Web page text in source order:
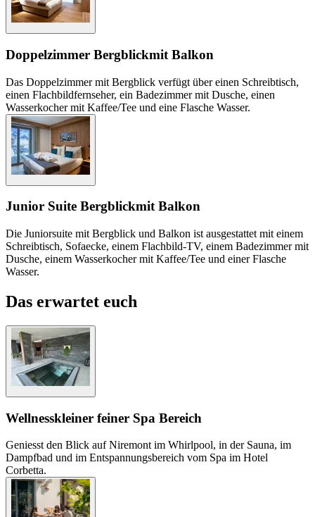
Doppelzimmer Bergblickmit Balkon
Das Doppelzimmer mit Bergblick verfügt über einen Schreibtisch,
einen Flachbildfernseher, ein Badezimmer mit Dusche, einen
Wasserkocher mit Kaffee/Tee und eine Flasche Wasser.
Junior Suite Bergblickmit Balkon
Die Juniorsuite mit Bergblick und Balkon ist ausgestattet mit einem
Schreibtisch, Sofaecke, einem Flachbild-TV, einem Badezimmer mit
Dusche, einem Wasserkocher mit Kaffee/Tee und einer Flasche
Wasser.
Das erwartet euch
Wellnesskleiner feiner Spa Bereich
Geniesst den Blick auf Niremont im Whirlpool, in der Sauna, im
Dampfbad und im Entspannungsbereich vom Spa im Hotel
Corbetta.